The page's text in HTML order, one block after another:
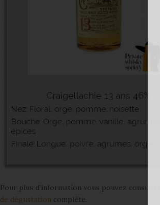
Pour plus d’information vous pouvez consulter
de dégustation complète.